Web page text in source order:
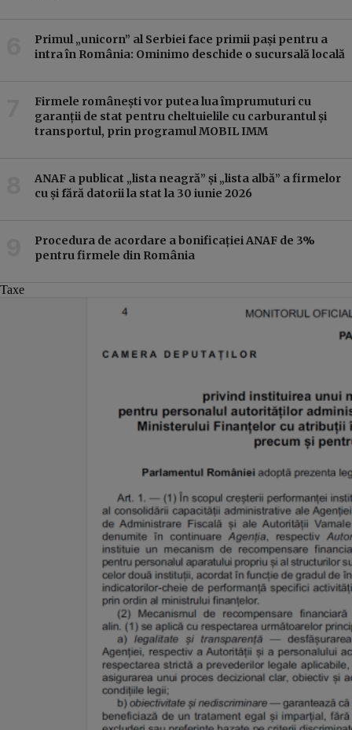
Primul „unicorn” al Serbiei face primii pași pentru a
intra în România: Ominimo deschide o sucursală locală
Firmele românești vor putea lua împrumuturi cu
garanții de stat pentru cheltuielile cu carburantul și
transportul, prin programul MOBIL IMM
ANAF a publicat „lista neagră” și „lista albă” a firmelor
cu și fără datorii la stat la 30 iunie 2026
Procedura de acordare a bonificației ANAF de 3%
pentru firmele din România
Taxe